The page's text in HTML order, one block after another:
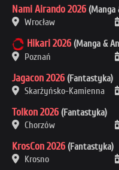
Nami Airando 2026 (Manga
Wrocław
Hikari 2026 (Manga &
Poznań
Jagacon 2026 (Fantastyka)
Skarżyńsko-Kamienna
Tolkon 2026 (Fantastyka)
Chorzów
KrosCon 2026 (Fantastyka)
Krosno